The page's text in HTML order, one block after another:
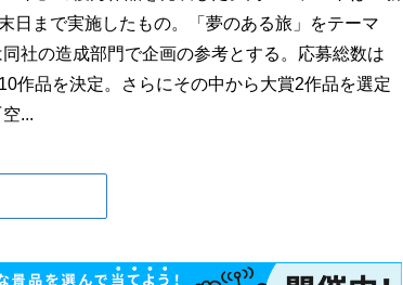
日まで実施したもの。「夢のある旅」をテーマ
社の造成部門で企画の参考とする。応募総数は
作品を決定。さらにその中から大賞2作品を選定
...